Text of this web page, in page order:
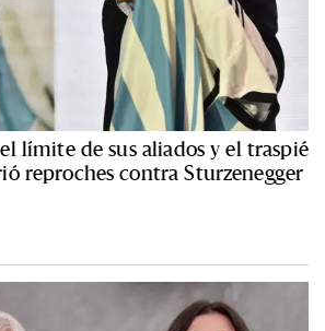
límite de sus aliados y el traspié
reproches contra Sturzenegger